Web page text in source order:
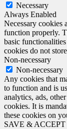
Necessary
Always Enabled
Necessary cookies
function properly.
basic
cookies do not
Non-necessary
Non-necessary
Any cookies that
to function and is
analytics, ads,
cookies. It is
these cookies on
SAVE & ACCEPT